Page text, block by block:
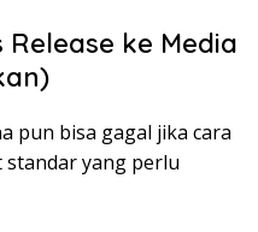
ke Media
pun bisa gagal jika cara
yang perlu